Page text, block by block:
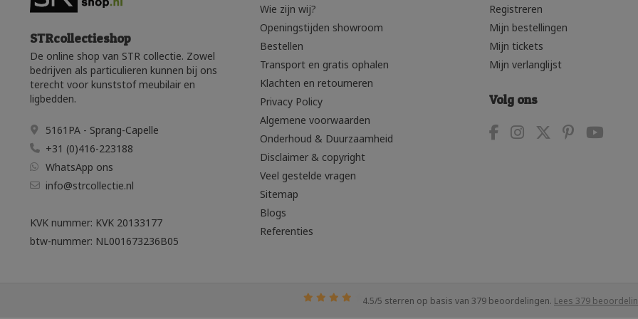
STRcollectieshop
De online shop van STR collectie. Zowel
bedrijven als particulieren kunnen bij ons
terecht voor kunststof meubilair en
ligbedden.
5161PA - Sprang-Capelle
+31 (0)416-223188
WhatsApp ons
info@strcollectie.nl
KVK nummer: KVK 20133177
btw-nummer: NL001673236B05
Wie zijn wij?
Openingstijden showroom
Bestellen
Transport en gratis ophalen
Klachten en retourneren
Privacy Policy
Algemene voorwaarden
Onderhoud & Duurzaamheid
Disclaimer & copyright
Veel gestelde vragen
Sitemap
Blogs
Referenties
Registreren
Mijn bestellingen
Mijn tickets
Mijn verlanglijst
Volg ons
4.5/5 sterren op basis van 379 beoordelingen. Lees 379